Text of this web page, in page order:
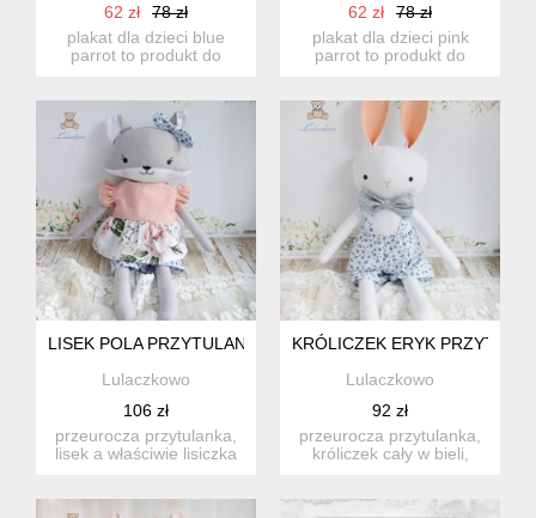
62 zł
78 zł
plakat dla dzieci blue
parrot to produkt do
62 zł
78 zł
plakat dla dzieci pink
parrot to produkt do
LISEK POLA PRZYTULANKA SPODENKI BLUZECZKA RÓŻ
Lulaczkowo
106 zł
przeurocza przytulanka,
lisek a właściwie lisiczka
KRÓLICZEK ERYK
Lulaczkowo
92 zł
przeurocza przytulanka,
króliczek cały w bieli,